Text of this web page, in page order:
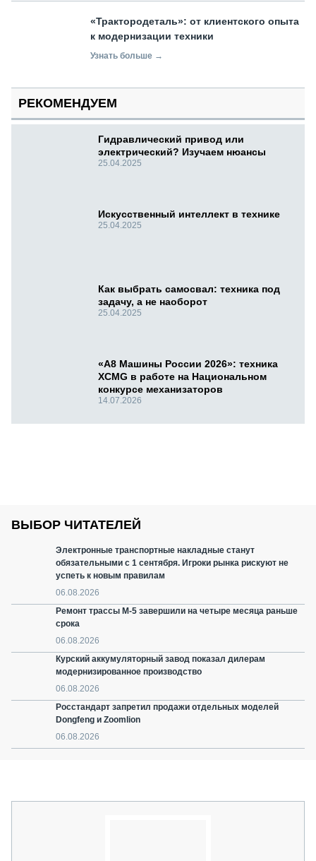
«Трактородеталь»: от клиентского опыта
к модернизации техники
Узнать больше →
РЕКОМЕНДУЕМ
Гидравлический привод или
электрический? Изучаем нюансы
25.04.2025
Искусственный интеллект в технике
25.04.2025
Как выбрать самосвал: техника под
задачу, а не наоборот
25.04.2025
«А8 Машины России 2026»: техника
XCMG в работе на Национальном
конкурсе механизаторов
14.07.2026
ВЫБОР ЧИТАТЕЛЕЙ
Электронные транспортные накладные станут
обязательными с 1 сентября. Игроки рынка рискуют не
успеть к новым правилам
06.08.2026
Ремонт трассы М-5 завершили на четыре месяца раньше
срока
06.08.2026
Курский аккумуляторный завод показал дилерам
модернизированное производство
06.08.2026
Росстандарт запретил продажи отдельных моделей
Dongfeng и Zoomlion
06.08.2026